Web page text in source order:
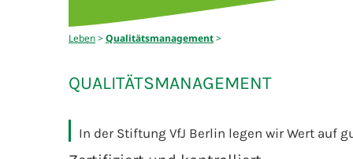
Leben>Qualitätsmanagement>
QUALITÄTSMANAGEMENT
In der Stiftung VfJ Berlin legen wir Wert auf